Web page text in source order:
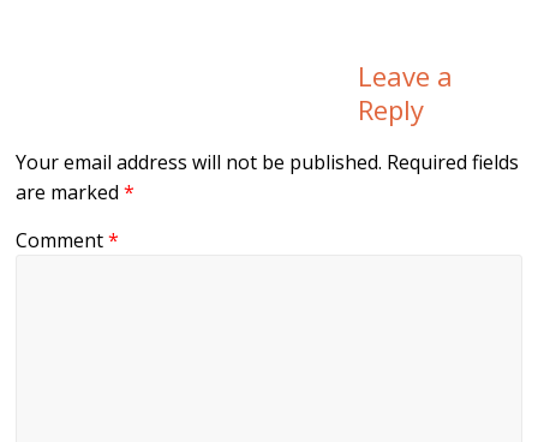
Leave a
Reply
Your email address will not be published. Required fields
are marked*
Comment*